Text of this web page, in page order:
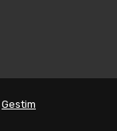
Gestim